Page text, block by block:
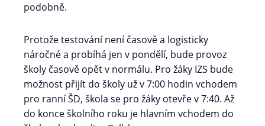
podobně.
Protože testování není časově a logisticky
náročné a probíhá jen v pondělí, bude provoz
školy časově opět v normálu. Pro žáky IZS bude
možnost přijít do školy už v 7:00 hodin vchodem
pro ranní ŠD, škola se pro žáky otevře v 7:40. Až
do konce školního roku je hlavním vchodem do